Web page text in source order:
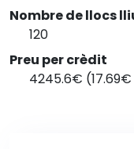
Nombre de llocs
120
Preu per crèdit
4245.6€